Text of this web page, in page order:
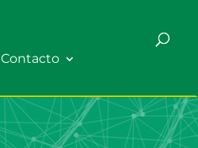
Contacto